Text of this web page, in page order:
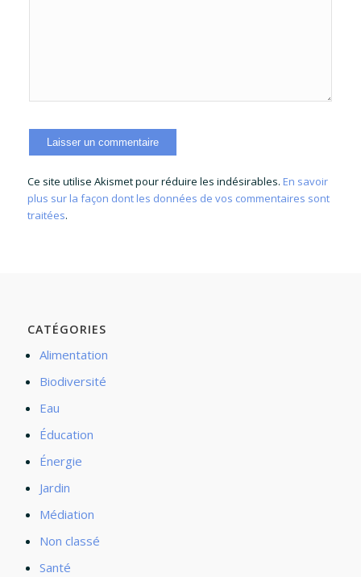
Ce site utilise Akismet pour réduire les indésirables. En savoir
plus sur la façon dont les données de vos commentaires sont
traitées.
CATÉGORIES
Alimentation
Biodiversité
Eau
Éducation
Énergie
Jardin
Médiation
Non classé
Santé